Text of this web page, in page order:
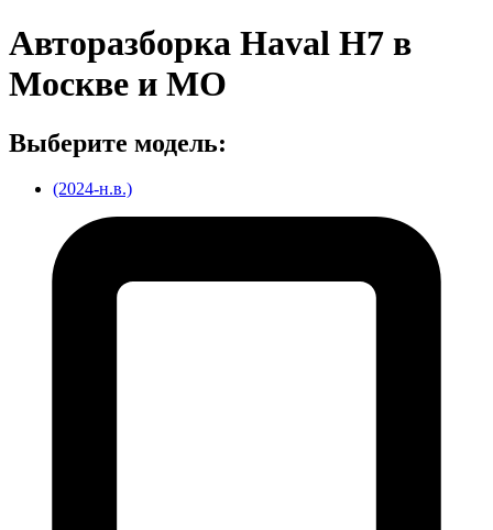
Авторазборка Haval H7 в
Москве и МО
Выберите модель:
(2024-н.в.)